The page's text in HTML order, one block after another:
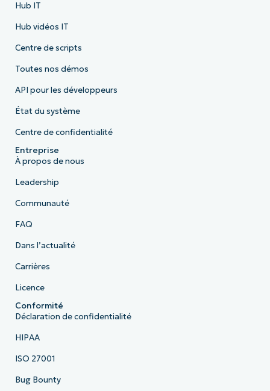
Hub IT
Hub vidéos IT
Centre de scripts
Toutes nos démos
API pour les développeurs
État du système
Centre de confidentialité
Entreprise
À propos de nous
Leadership
Communauté
FAQ
Dans l’actualité
Carrières
Licence
Conformité
Déclaration de confidentialité
HIPAA
ISO 27001
Bug Bounty